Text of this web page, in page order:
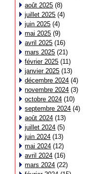
août 2025 (8)
juillet 2025 (4)
juin 2025 (4)
mai 2025 (9)
avril 2025 (16)
mars 2025 (21)
février 2025 (11)
janvier 2025 (13)
décembre 2024 (4)
novembre 2024 (3)
octobre 2024 (10)
septembre 2024 (4)
août 2024 (13)
juillet 2024 (5)
juin 2024 (13)
mai 2024 (12)
avril 2024 (16)
mars 2024 (22)